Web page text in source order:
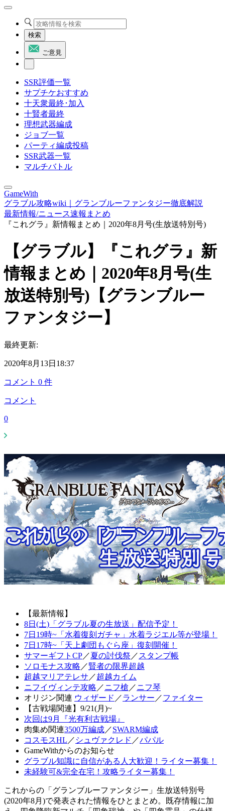
検索
ご意見
SSR評価一覧
サプチケおすすめ
十天衆最終･加入
十賢者最終
理想武器編成
ジョブ一覧
パーティ編成投稿
SSR武器一覧
マルチバトル
GameWith
グラブル攻略wiki｜グランブルーファンタジー徹底解説
最新情報/ニュース速報まとめ
『これグラ』新情報まとめ｜2020年8月号(生放送特別号)
【グラブル】『これグラ』新
情報まとめ｜2020年8月号(生
放送特別号)【グランブルー
ファンタジー】
最終更新:
2020年8月13日18:37
コメント 0 件
コメント
0
【最新情報】
8日(土)「グラブル夏の生放送」配信予定！
7日19時~「水着復刻ガチャ」水着ラジエル等が登場！
7日17時~「天上劇団もぐら座」復刻開催！
サマーギフトCP／夏の討伐祭 ／ スタンプ帳
ソロモナス攻略 ／賢者の限界超越
超越マリアテレサ ／超越カイム
ニフイヴィンテ攻略 ／ニフ槍 ／ニフ琴
オリジン関連 ウィザード ／ランサー ／ファイター
【古戦場関連】9/21(月)~
次回は9月『光有利古戦場』
肉集め関連3500万編成／SWARM編成
コスモスHL ／ シュヴァクレド ／パパル
GameWithからのお知らせ
グラブル知識に自信がある人大歓迎！ライター募集！
未経験可&完全在宅！攻略ライター募集！
これからの「グランブルーファンタジー」生放送特別号
(2020年8月)で発表された情報をひとまとめ。既存情報に加